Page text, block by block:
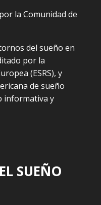
la Comunidad de
del sueño en
por la
(ESRS), y
de sueño
informativa y
SUEÑO